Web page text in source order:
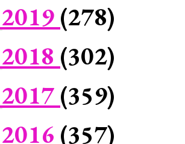
2019 (278)
2018 (302)
2017 (359)
2016 (357)